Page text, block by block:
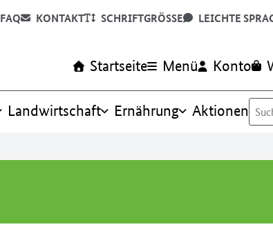
FAQ KONTAKT SCHRIFTGRÖSSE LEICHTE
Startseite Menü Konto
Landwirtschaft Ernährung Aktionen